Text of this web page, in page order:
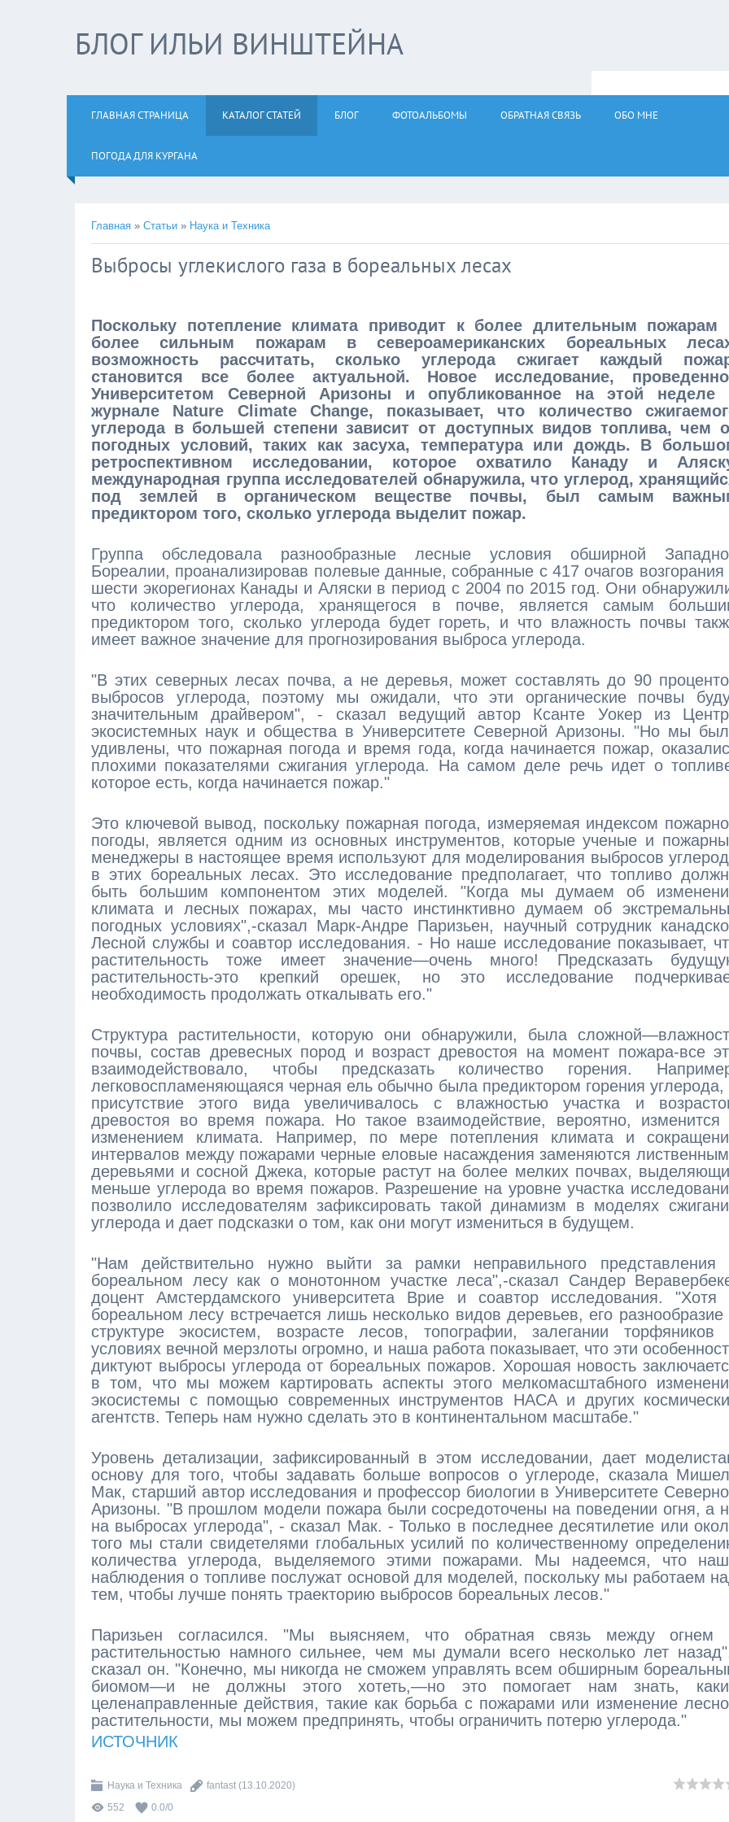
БЛОГ ИЛЬИ ВИНШТЕЙНА
ГЛАВНАЯ СТРАНИЦА КАТАЛОГ СТАТЕЙ БЛОГ ФОТОАЛЬБОМЫ ОБРАТНАЯ СВЯЗЬ ОБО МНЕ
ПОГОДА ДЛЯ КУРГАНА
Главная » Статьи » Наука и Техника
Выбросы углекислого газа в бореальных лесах
Поскольку потепление климата приводит к более длительным пожарам
более сильным пожарам в североамериканских бореальных
возможность рассчитать, сколько углерода сжигает каждый
становится все более актуальной. Новое исследование,
Университетом Северной Аризоны и опубликованное на этой неделе
журнале Nature Climate Change, показывает, что количество
углерода в большей степени зависит от доступных видов топлива, чем
погодных условий, таких как засуха, температура или дождь. В
ретроспективном исследовании, которое охватило Канаду и
международная группа исследователей обнаружила, что углерод,
под землей в органическом веществе почвы, был самым
предиктором того, сколько углерода выделит пожар.
Группа обследовала разнообразные лесные условия обширной
Бореалии, проанализировав полевые данные, собранные с 417 очагов возгорания
шести экорегионах Канады и Аляски в период с 2004 по 2015 год. Они
что количество углерода, хранящегося в почве, является самым
предиктором того, сколько углерода будет гореть, и что влажность почвы
имеет важное значение для прогнозирования выброса углерода.
"В этих северных лесах почва, а не деревья, может составлять до 90
выбросов углерода, поэтому мы ожидали, что эти органические почвы
значительным драйвером", - сказал ведущий автор Ксанте Уокер из
экосистемных наук и общества в Университете Северной Аризоны. "Но мы
удивлены, что пожарная погода и время года, когда начинается пожар,
плохими показателями сжигания углерода. На самом деле речь идет о
которое есть, когда начинается пожар."
Это ключевой вывод, поскольку пожарная погода, измеряемая индексом
погоды, является одним из основных инструментов, которые ученые и
менеджеры в настоящее время используют для моделирования выбросов
в этих бореальных лесах. Это исследование предполагает, что топливо
быть большим компонентом этих моделей. "Когда мы думаем об
климата и лесных пожарах, мы часто инстинктивно думаем об
погодных условиях",-сказал Марк-Андре Паризьен, научный сотрудник
Лесной службы и соавтор исследования. - Но наше исследование показывает,
растительность тоже имеет значение—очень много! Предсказать
растительность-это крепкий орешек, но это исследование
необходимость продолжать откалывать его."
Структура растительности, которую они обнаружили, была
почвы, состав древесных пород и возраст древостоя на момент пожара-все
взаимодействовало, чтобы предсказать количество горения.
легковоспламеняющаяся черная ель обычно была предиктором горения углерода,
присутствие этого вида увеличивалось с влажностью участка и
древостоя во время пожара. Но такое взаимодействие, вероятно, изменится
изменением климата. Например, по мере потепления климата и
интервалов между пожарами черные еловые насаждения заменяются
деревьями и сосной Джека, которые растут на более мелких почвах,
меньше углерода во время пожаров. Разрешение на уровне участка
позволило исследователям зафиксировать такой динамизм в моделях
углерода и дает подсказки о том, как они могут измениться в будущем.
"Нам действительно нужно выйти за рамки неправильного представления
бореальном лесу как о монотонном участке леса",-сказал Сандер
доцент Амстердамского университета Врие и соавтор исследования. "Хотя
бореальном лесу встречается лишь несколько видов деревьев, его разнообразие
структуре экосистем, возрасте лесов, топографии, залегании торфяников
условиях вечной мерзлоты огромно, и наша работа показывает, что эти
диктуют выбросы углерода от бореальных пожаров. Хорошая новость
в том, что мы можем картировать аспекты этого мелкомасштабного
экосистемы с помощью современных инструментов НАСА и других
агентств. Теперь нам нужно сделать это в континентальном масштабе."
Уровень детализации, зафиксированный в этом исследовании, дает
основу для того, чтобы задавать больше вопросов о углероде, сказала
Мак, старший автор исследования и профессор биологии в Университете
Аризоны. "В прошлом модели пожара были сосредоточены на поведении огня, а
на выбросах углерода", - сказал Мак. - Только в последнее десятилетие или
того мы стали свидетелями глобальных усилий по количественному
количества углерода, выделяемого этими пожарами. Мы надеемся, что
наблюдения о топливе послужат основой для моделей, поскольку мы работаем
тем, чтобы лучше понять траекторию выбросов бореальных лесов."
Паризьен согласился. "Мы выясняем, что обратная связь между огнем
растительностью намного сильнее, чем мы думали всего несколько лет
сказал он. "Конечно, мы никогда не сможем управлять всем обширным
биомом—и не должны этого хотеть,—но это помогает нам знать,
целенаправленные действия, такие как борьба с пожарами или изменение
растительности, мы можем предпринять, чтобы ограничить потерю углерода."
ИСТОЧНИК
Наука и Техника fantast (13.10.2020)
552
0.0/0